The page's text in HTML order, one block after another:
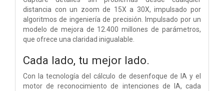
distancia con un zoom de 15X a 30X, impulsado por
algoritmos de ingeniería de precisión.
Impulsado por un
modelo de mejora de 12.400 millones de parámetros,
que ofrece una claridad inigualable.
Cada lado, tu mejor lado.
Con la tecnología del cálculo de desenfoque de IA y el
motor de reconocimiento de intenciones de IA, cada